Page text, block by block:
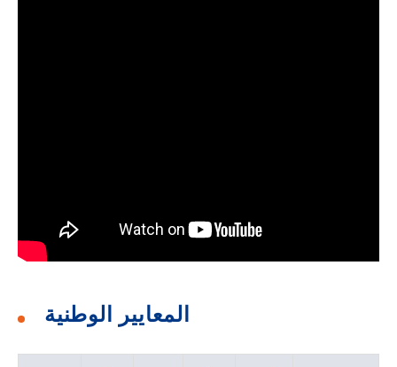
المعايير الوطنية